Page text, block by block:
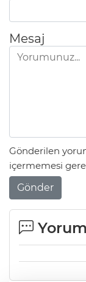
Mesaj
Gönderilen
içermemesi
Gönder